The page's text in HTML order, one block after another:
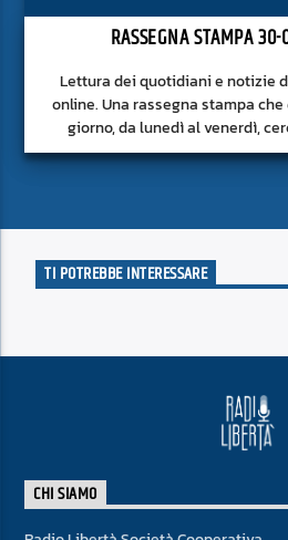
RASSEGNA STAMPA
Lettura dei quotidiani e notizie
online. Una rassegna stampa che
giorno, da lunedì al venerdì,
approfondito delle notizie del
TI POTREBBE INTERESSARE
CHI SIAMO